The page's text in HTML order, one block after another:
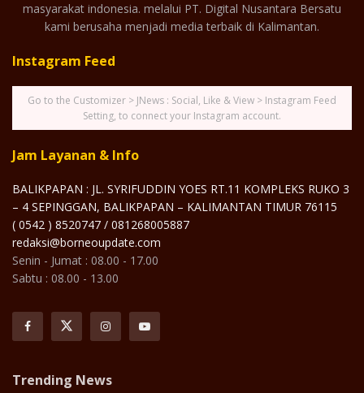
masyarakat indonesia. melalui PT. Digital Nusantara Bersatu
kami berusaha menjadi media terbaik di Kalimantan.
Instagram Feed
Go to the Customizer > JNews : Social, Like & View > Instagram Feed
Setting, to connect your Instagram account.
Jam Layanan & Info
BALIKPAPAN : JL. SYRIFUDDIN YOES RT.11 KOMPLEKS RUKO 3
– 4 SEPINGGAN, BALIKPAPAN – KALIMANTAN TIMUR 76115
( 0542 ) 8520747 / 081268005887
redaksi@borneoupdate.com
Senin - Jumat : 08.00 - 17.00
Sabtu : 08.00 - 13.00
Trending News